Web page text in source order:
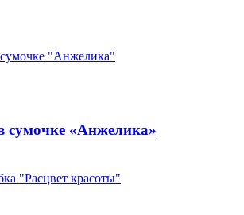
сумочке «Анжелика»